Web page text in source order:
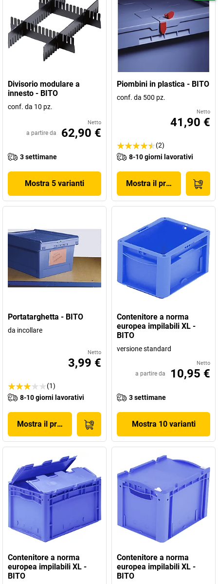
Divisorio modulare a
innesto - BITO
conf. da 10 pz.
Netto
a partire da 62,90 €
3 settimane
Mostra 5 varianti
Piombini in plastica - BITO
conf. da 500 pz.
Netto
41,90 €
(2)
8-10 giorni lavorativi
Mostra il prodotto
Portatarghetta - BITO
da incollare
Netto
3,99 €
(1)
8-10 giorni lavorativi
Mostra il prodotto
Contenitore a norma
europea impilabili XL -
BITO
versione standard
Netto
a partire da 10,95 €
3 settimane
Mostra 10 varianti
Contenitore a norma
europea impilabili XL -
BITO
Contenitore a norma
europea impilabili XL -
BITO